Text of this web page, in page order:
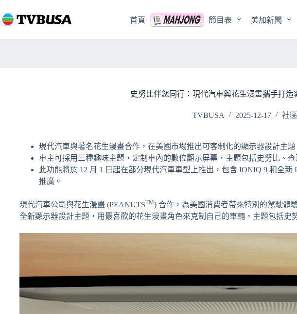
至
要
首頁 節目表 美加新聞
史努比伴您同行：現代汽車與花生漫畫攜手打造
TVBUSA 2025-12-17 社
現代汽車與著名花生漫畫合作，在美國市場推出可客制化的顯示器設計主題
車主可採用三種趣味主題，定制車內的數位顯示屏幕，主題包括史努比、
此功能將於 12 月 1 日起在部分現代汽車車型上推出，包含 IONIQ 9 和全新
推廣。
現代汽車公司與花生漫畫 (PEANUTSTM) 合作，為美國消費者帶來特別的駕駛體
全新顯示器設計主題，用最喜歡的花生漫畫角色來克制自己的車輛，主題包括史